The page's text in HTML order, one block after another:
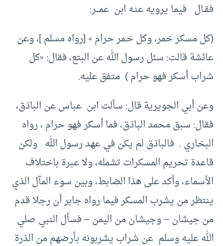
فقـال فيما يرويه عنـه ابن عمـــر:
(كل مسكر خمر، وكل خـمر حرام » [رواه مسلم ]، وعن
عائشة قالت: سئل رسول الله عن البتع، فقال: «كل
شراب أسكر فهو حرام ) متفق عليه.
وعن أبي الجويرية قال: سألت ابن عباس عن الباذق،
فقال: سبق محمد الباذق، فما أسكر فهو حرام ، رواه
البخاري . فالباذق لم يكن في عهد رسول الله ولكن
قاعدة تحريم المسكرات تشمله، ولا عبرة باختلاف
الأسماء، وأكد على هذا الضابط، وبين سوء المآل الذي
ينتظر من يشرب المسكر فيما رواه جابر أن رجلا قدم
من جيشان – وجيشان من اليمن – فسأل النبي صلي
الله عليه وسلم عن شراب يشربونه بأرضهم من الذرة